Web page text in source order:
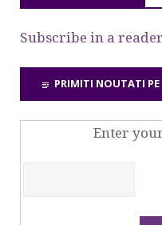
Subscribe in a reader
PRIMITI NOUTATI PE
Enter